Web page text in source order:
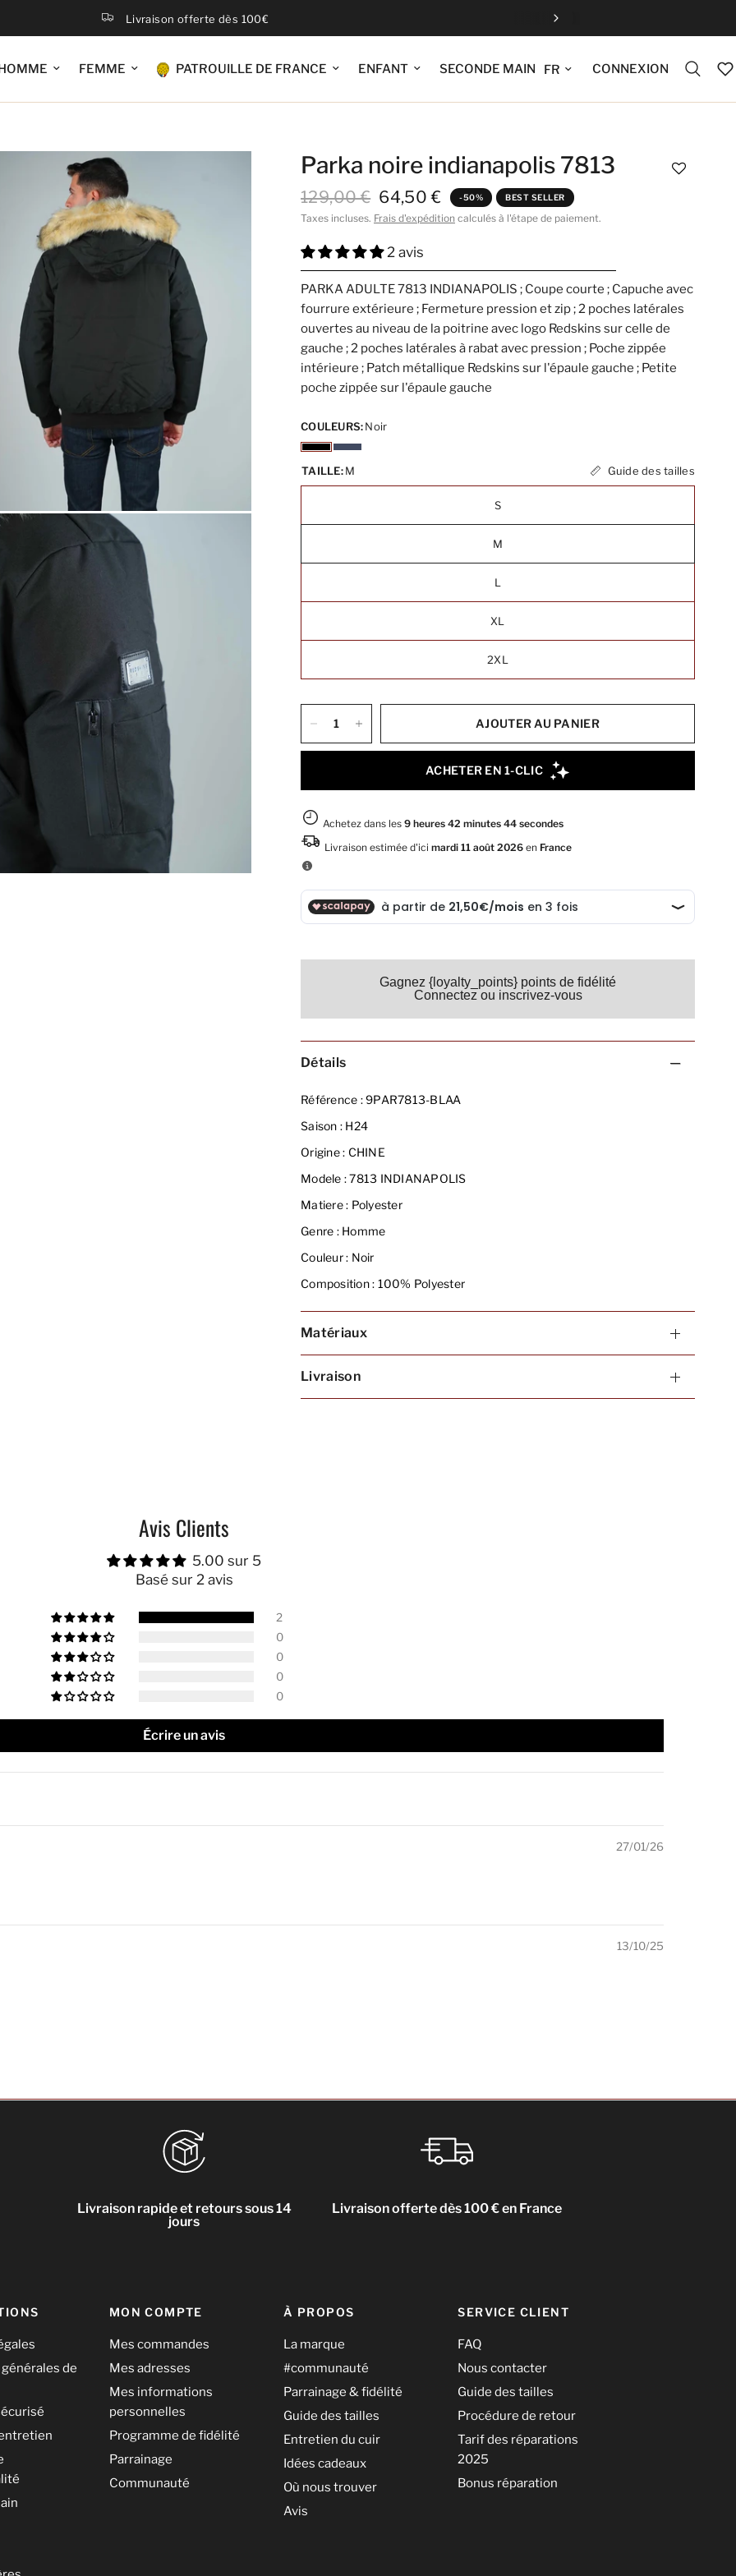
Livraison offerte dès 100€
FEMME PATROUILLE DE FRANCE ENFANT SECONDE MAIN Mettre à jour la langue
CONNEXION
Parka noire indianapolis 7813
129,00 € 64,50 € -50% BEST SELLER
Taxes incluses. Frais d'expédition calculés à l'étape de paiement.
2 avis
PARKA ADULTE 7813 INDIANAPOLIS ; Coupe courte ; Capuche avec
fourrure extérieure ; Fermeture pression et zip ; 2 poches latérales
ouvertes au niveau de la poitrine avec logo Redskins sur celle de
gauche ; 2 poches latérales à rabat avec pression ; Poche zippée
intérieure ; Patch métallique Redskins sur l'épaule gauche ; Petite
poche zippée sur l'épaule gauche
COULEURS:Noir
TAILLE:M Guide des tailles
S
M
L
XL
2XL
AJOUTER AU PANIER
Gagnez {loyalty_points} points de fidélité
Connectez ou inscrivez-vous
Détails
Référence :9PAR7813-BLAA
Saison : H24
Origine : CHINE
Modele :7813 INDIANAPOLIS
Matiere : Polyester
Genre :Homme
Couleur : Noir
Composition : 100% Polyester
Matériaux
Livraison
Avis Clients
5.00 sur 5
Basé sur 2 avis
2
0
0
0
0
Écrire un avis
27/01/26
13/10/25
Livraison rapide et retours sous 14
jours
Livraison offerte dès 100 € en France
de
MON COMPTE
Mes commandes
Mes adresses
Mes informations
personnelles
Programme de fidélité
Parrainage
Communauté
À PROPOS
La marque
#communauté
Parrainage & fidélité
Guide des tailles
Entretien du cuir
Idées cadeaux
Où nous trouver
Avis
SERVICE CLIENT
FAQ
Nous contacter
Guide des tailles
Procédure de retour
Tarif des réparations
2025
Bonus réparation